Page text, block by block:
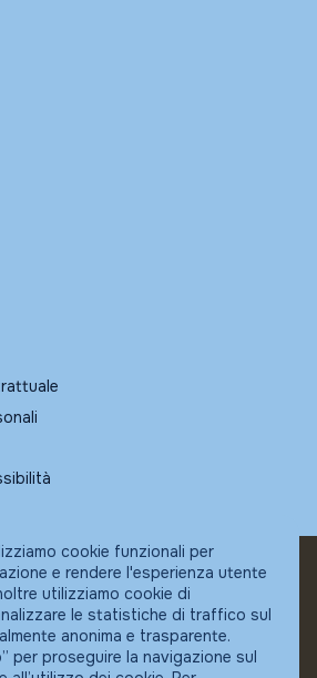
cookie funzionali per
e rendere l'esperienza utente
utilizziamo cookie di
le statistiche di traffico sul
anonima e trasparente.
per proseguire la navigazione sul